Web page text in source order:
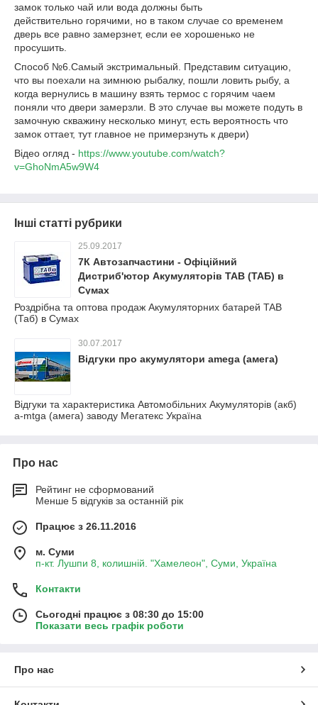
замок только чай или вода должны быть
действительно горячими, но в таком случае со временем
дверь все равно замерзнет, если ее хорошенько не
просушить.
Способ №6.Самый экстримальный. Представим ситуацию,
что вы поехали на зимнюю рыбалку, пошли ловить рыбу, а
когда вернулись в машину взять термос с горячим чаем
поняли что двери замерзли. В это случае вы можете подуть в
замочную скважину несколько минут, есть вероятность что
замок оттает, тут главное не примерзнуть к двери)
Відео огляд - https://www.youtube.com/watch?
v=GhoNmA5w9W4
Інші статті рубрики
25.09.2017
7К Автозапчастини - Офіційний
Дистриб'ютор Акумуляторів TAB (ТАБ) в
Сумах
Роздрібна та оптова продаж Акумуляторних батарей TAB
(Таб) в Сумах
30.07.2017
Відгуки про акумулятори amega (амега)
Відгуки та характеристика Автомобільних Акумуляторів (акб)
a-mtga (амега) заводу Мегатекс Україна
Про нас
Рейтинг не сформований
Менше 5 відгуків за останній рік
Працює з 26.11.2016
м. Суми
п-кт. Лушпи 8, колишній. "Хамелеон", Суми, Україна
Контакти
Сьогодні працює з 08:30 до 15:00
Показати весь графік роботи
Про нас